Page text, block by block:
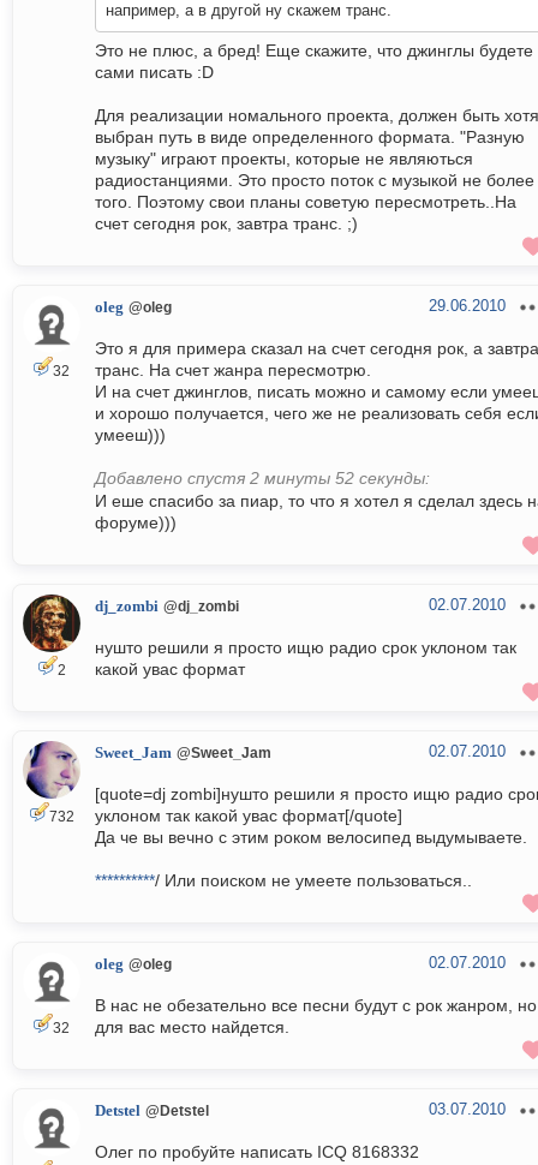
например, а в другой ну скажем транс.
Это не плюс, а бред! Еще скажите, что джинглы будете
сами писать :D
Для реализации номального проекта, должен быть хотя
выбран путь в виде определенного формата. "Разную
музыку" играют проекты, которые не являються
радиостанциями. Это просто поток с музыкой не более
того. Поэтому свои планы советую пересмотреть..На
счет сегодня рок, завтра транс. ;)
32
oleg @oleg 29.06.2010
Это я для примера сказал на счет сегодня рок, а завтра
транс. На счет жанра пересмотрю.
И на счет джинглов, писать можно и самому если
и хорошо получается, чего же не реализовать себя
умееш)))
Добавлено спустя 2 минуты 52 секунды:
И еше спасибо за пиар, то что я хотел я сделал здесь
форуме)))
2
dj_zombi @dj_zombi 02.07.2010
нушто решили я просто ищю радио срок уклоном так
какой увас формат
732
Sweet_Jam @Sweet_Jam 02.07.2010
[quote=dj zombi]нушто решили я просто ищю радио
уклоном так какой увас формат[/quote]
Да че вы вечно с этим роком велосипед выдумываете.
**********/ Или поиском не умеете пользоваться..
32
oleg @oleg 02.07.2010
В нас не обезательно все песни будут с рок жанром, но
для вас место найдется.
Detstel @Detstel 03.07.2010
Олег по пробуйте написать ICQ 8168332